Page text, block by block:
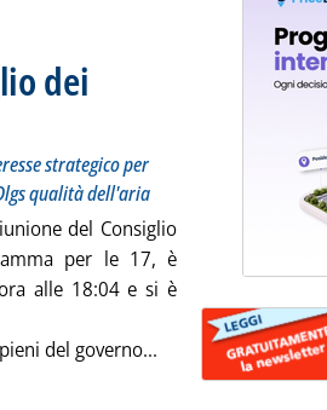
dei
interesse strategico per due data center, Dlgs
strategico per
qualità dell'aria
del Consiglio
per le 17, è
alle 18:04 e si è
del governo... Leggi tutta la